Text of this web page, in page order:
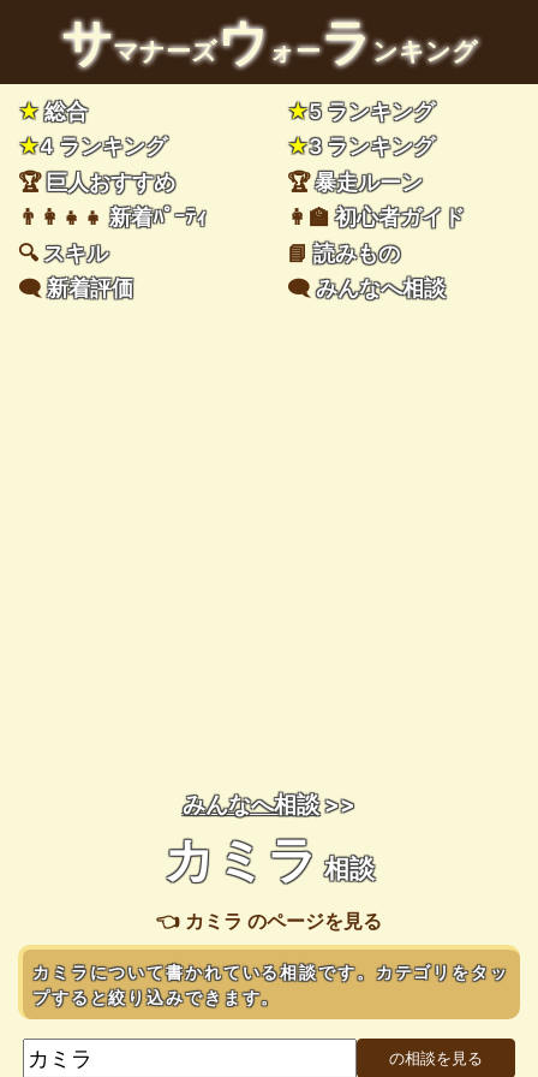
サマナーズウォーランキング
★総合 ★5 ランキング
★4 ランキング ★3 ランキング
🏆巨人おすすめ 🏆暴走ルーン
👨‍👩‍👧‍👧新着ﾊﾟｰﾃｨ 👩‍🏫初心者ガイド
🔍スキル 📘読みもの
🗨️新着評価 🗨️みんなへ相談
みんなへ相談>>
カミラ 相談
👈 カミラ のページを見る
カミラについて書かれている相談です。カテゴリをタッ
プすると絞り込みできます。